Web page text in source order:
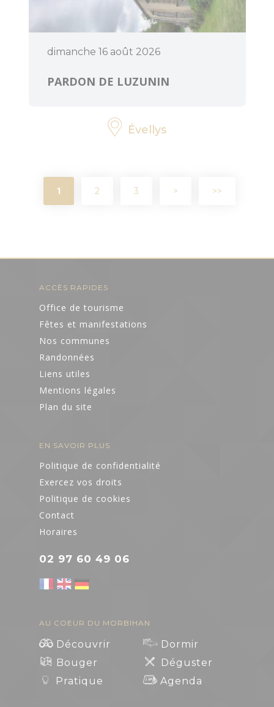
dimanche 16 août 2026
PARDON DE LUZUNIN
Évellys
1 2 3 > >>
ACCÈS RAPIDES
Office de tourisme
Fêtes et manifestations
Nos communes
Randonnées
Liens utiles
Mentions légales
Plan du site
EN SAVOIR PLUS
Politique de confidentialité
Exercez vos droits
Politique de cookies
Contact
Horaires
02 97 60 49 06
AU COEUR DU MORBIHAN
Découvrir
Dormir
Bouger
Déguster
Pratique
Agenda